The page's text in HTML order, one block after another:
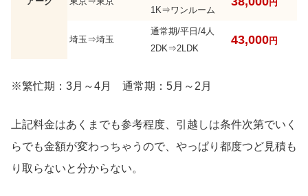
1K⇒ワンルーム
円
埼玉⇒埼玉
通常期/平日/4人
2DK⇒2LDK
43,000円
※繁忙期：3月～4月 通常期：5月～2月
上記料金はあくまでも参考程度、引越しは条件次第でいく
らでも金額が変わっちゃうので、やっぱり都度つど見積も
り取らないと分からない。